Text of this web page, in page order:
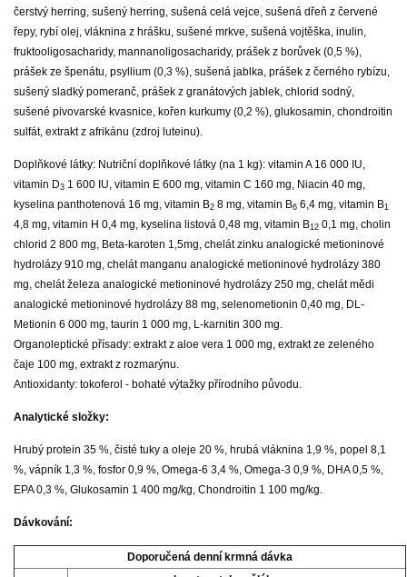
čerstvý herring, sušený herring, sušená celá vejce, sušená dřeň z červené
řepy, rybí olej, vláknina z hrášku, sušené mrkve, sušená vojtěška, inulin,
fruktooligosacharidy, mannanoligosacharidy, prášek z borůvek (0,5 %),
prášek ze špenátu, psyllium (0,3 %), sušená jablka, prášek z černého rybízu,
sušený sladký pomeranč, prášek z granátových jablek, chlorid sodný,
sušené pivovarské kvasnice, kořen kurkumy (0,2 %), glukosamin, chondroitin
sulfát, extrakt z afrikánu (zdroj luteinu).
Doplňkové látky: Nutriční doplňkové látky (na 1 kg): vitamin A 16 000 IU,
vitamin D3 1 600 IU, vitamin E 600 mg, vitamin C 160 mg, Niacin 40 mg,
kyselina panthotenová 16 mg, vitamin B2 8 mg, vitamin B6 6,4 mg, vitamin B1
4,8 mg, vitamin H 0,4 mg, kyselina listová 0,48 mg, vitamin B12 0,1 mg, cholin
chlorid 2 800 mg, Beta-karoten 1,5mg, chelát zinku analogické metioninové
hydrolázy 910 mg, chelát manganu analogické metioninové hydrolázy 380
mg, chelát železa analogické metioninové hydrolázy 250 mg, chelát mědi
analogické metioninové hydrolázy 88 mg, selenometionin 0,40 mg, DL-
Metionin 6 000 mg, taurin 1 000 mg, L-karnitin 300 mg.
Organoleptické přísady: extrakt z aloe vera 1 000 mg, extrakt ze zeleného
čaje 100 mg, extrakt z rozmarýnu.
Antioxidanty: tokoferol - bohaté výtažky přírodního původu.
Analytické složky:
Hrubý protein 35 %, čisté tuky a oleje 20 %, hrubá vláknina 1,9 %, popel 8,1
%, vápník 1,3 %, fosfor 0,9 %, Omega-6 3,4 %, Omega-3 0,9 %, DHA 0,5 %,
EPA 0,3 %, Glukosamin 1 400 mg/kg, Chondroitin 1 100 mg/kg.
Dávkování:
Doporučená denní krmná dávka